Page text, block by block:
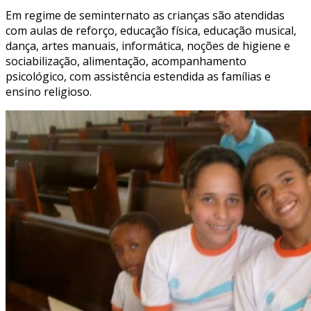
Em regime de seminternato as crianças são atendidas
com aulas de reforço, educação física, educação musical,
dança, artes manuais, informática, noções de higiene e
sociabilização, alimentação, acompanhamento
psicológico, com assistência estendida as famílias e
ensino religioso.